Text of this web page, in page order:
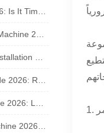
Old Brick Plant?
Inspection Standards
Setup Checklist
for Qualified Bricks
Project Solutions
Climate Construction